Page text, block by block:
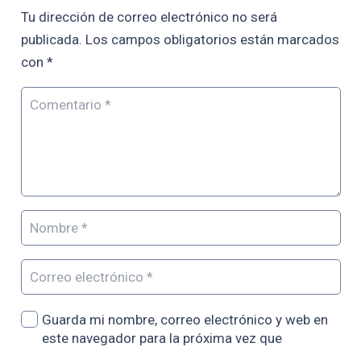
Tu dirección de correo electrónico no será
publicada. Los campos obligatorios están marcados
con *
Guarda mi nombre, correo electrónico y web en
este navegador para la próxima vez que